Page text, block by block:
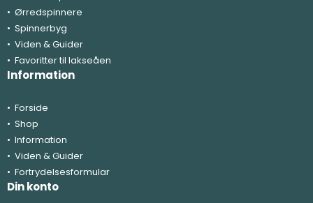
Ørredspinnere
Spinnerbyg
Viden & Guider
Favoritter til lakseåen
Information
Forside
Shop
Information
Viden & Guider
Fortrydelsesformular
Din konto